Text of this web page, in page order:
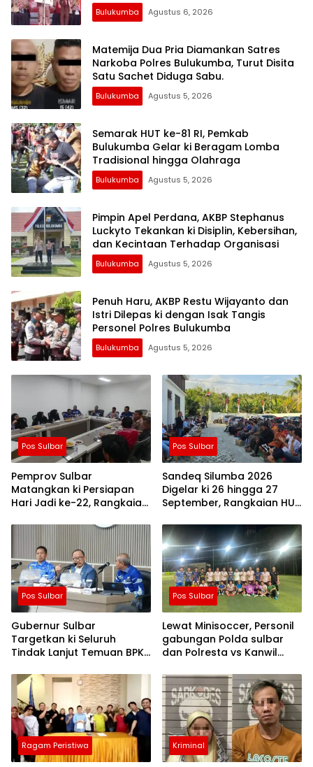
Bulukumba Agustus 6, 2026
Matemija Dua Pria Diamankan Satres
Narkoba Polres Bulukumba, Turut Disita
Satu Sachet Diduga Sabu.
Bulukumba Agustus 5, 2026
Semarak HUT ke-81 RI, Pemkab
Bulukumba Gelar ki Beragam Lomba
Tradisional hingga Olahraga
Bulukumba Agustus 5, 2026
Pimpin Apel Perdana, AKBP Stephanus
Luckyto Tekankan ki Disiplin, Kebersihan,
dan Kecintaan Terhadap Organisasi
Bulukumba Agustus 5, 2026
Penuh Haru, AKBP Restu Wijayanto dan
Istri Dilepas ki dengan Isak Tangis
Personel Polres Bulukumba
Bulukumba Agustus 5, 2026
Pos Sulbar
Pemprov Sulbar
Matangkan ki Persiapan
Hari Jadi ke-22, Rangkaian
Masyarakat
Pos Sulbar
Sandeq Silumba 2026
Digelar ki 26 hingga 27
September, Rangkaian HUT
Pos Sulbar
Gubernur Sulbar
Targetkan ki Seluruh
Tindak Lanjut Temuan BPK
Pos Sulbar
Lewat Minisoccer, Personil
gabungan Polda sulbar
dan Polresta vs Kanwil
ki Ikatan Persaudaraan
Ragam Peristiwa Kriminal